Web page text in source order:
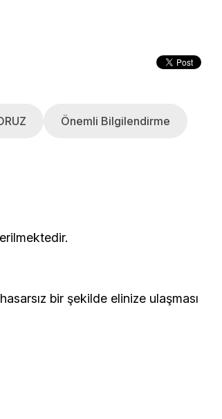
Önemli Bilgilendirme
gönderilmektedir.
bir şekilde elinize ulaşması